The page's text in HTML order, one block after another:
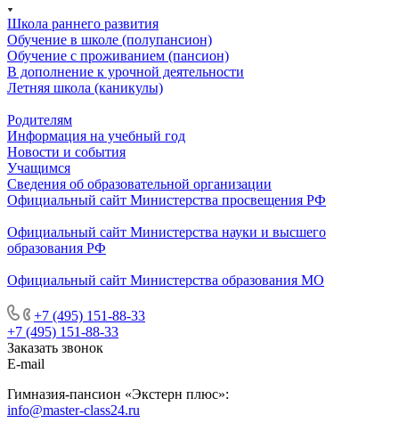
Школа раннего развития
Обучение в школе (полупансион)
Обучение с проживанием (пансион)
В дополнение к урочной деятельности
Летняя школа (каникулы)
Родителям
Информация на учебный год
Новости и события
Учащимся
Сведения об образовательной организации
Официальный сайт Министерства просвещения РФ
Официальный сайт Министерства науки и высшего
образования РФ
Официальный сайт Министерства образования МО
+7 (495) 151-88-33
+7 (495) 151-88-33
Заказать звонок
E-mail
Гимназия-пансион «Экстерн плюс»:
info@master-class24.ru